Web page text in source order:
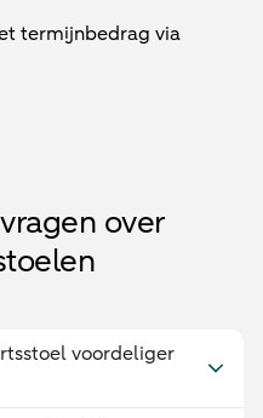
termijnbedrag via
over
voordeliger